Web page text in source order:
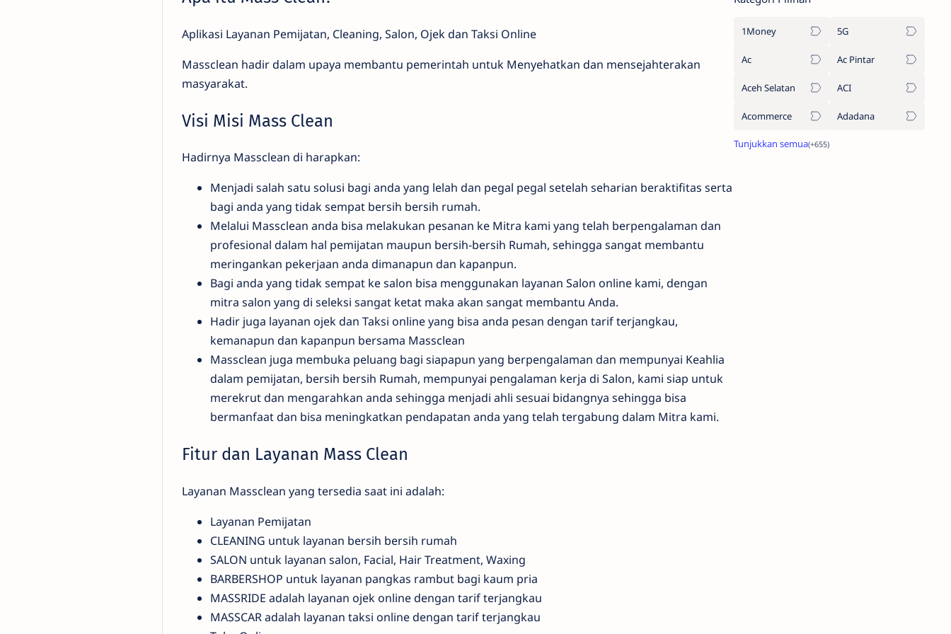
Aplikasi Layanan Pemijatan, Cleaning, Salon, Ojek dan Taksi Online
Massclean hadir dalam upaya membantu pemerintah untuk Menyehatkan dan mensejahterakan
masyarakat.
Visi Misi Mass Clean
Hadirnya Massclean di harapkan:
Menjadi salah satu solusi bagi anda yang lelah dan pegal pegal setelah seharian beraktifitas serta
bagi anda yang tidak sempat bersih bersih rumah.
Melalui Massclean anda bisa melakukan pesanan ke Mitra kami yang telah berpengalaman dan
profesional dalam hal pemijatan maupun bersih-bersih Rumah, sehingga sangat membantu
meringankan pekerjaan anda dimanapun dan kapanpun.
Bagi anda yang tidak sempat ke salon bisa menggunakan layanan Salon online kami, dengan
mitra salon yang di seleksi sangat ketat maka akan sangat membantu Anda.
Hadir juga layanan ojek dan Taksi online yang bisa anda pesan dengan tarif terjangkau,
kemanapun dan kapanpun bersama Massclean
Massclean juga membuka peluang bagi siapapun yang berpengalaman dan mempunyai Keahlia
dalam pemijatan, bersih bersih Rumah, mempunyai pengalaman kerja di Salon, kami siap untuk
merekrut dan mengarahkan anda sehingga menjadi ahli sesuai bidangnya sehingga bisa
bermanfaat dan bisa meningkatkan pendapatan anda yang telah tergabung dalam Mitra kami.
Fitur dan Layanan Mass Clean
Layanan Massclean yang tersedia saat ini adalah:
Layanan Pemijatan
CLEANING untuk layanan bersih bersih rumah
SALON untuk layanan salon, Facial, Hair Treatment, Waxing
BARBERSHOP untuk layanan pangkas rambut bagi kaum pria
MASSRIDE adalah layanan ojek online dengan tarif terjangkau
MASSCAR adalah layanan taksi online dengan tarif terjangkau
1Money 5G
Ac Ac Pintar
Aceh Selatan ACI
Acommerce Adadana